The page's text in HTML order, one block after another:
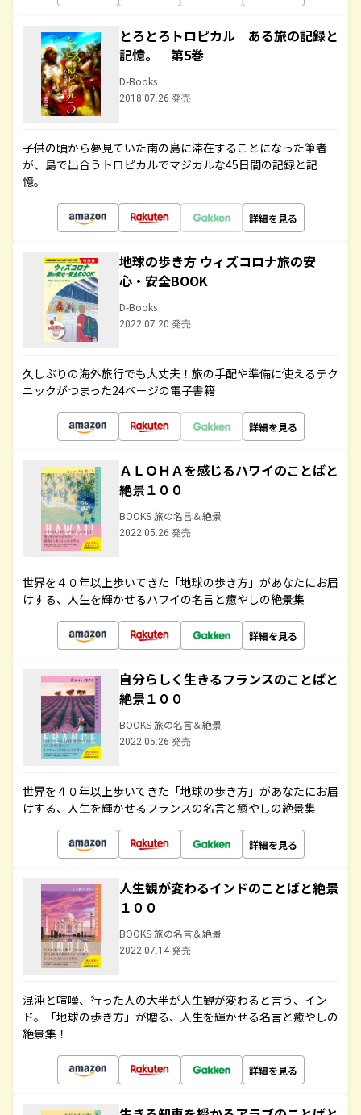
とろとろトロピカル ある旅の記録と
記憶。 第5巻
D-Books
2018.07.26 発売
子供の頃から夢見ていた南の島に滞在することになった筆者
が、島で出合うトロピカルでマジカルな45日間の記録と記
憶。
詳細を見る
地球の歩き方 ウィズコロナ旅の安
心・安全BOOK
D-Books
2022.07.20 発売
久しぶりの海外旅行でも大丈夫！旅の手配や準備に使えるテク
ニックがつまった24ページの電子書籍
詳細を見る
ＡＬＯＨＡを感じるハワイのことばと
絶景１００
BOOKS 旅の名言＆絶景
2022.05.26 発売
世界を４０年以上歩いてきた「地球の歩き方」があなたにお届
けする、人生を輝かせるハワイの名言と癒やしの絶景集
詳細を見る
自分らしく生きるフランスのことばと
絶景１００
BOOKS 旅の名言＆絶景
2022.05.26 発売
世界を４０年以上歩いてきた「地球の歩き方」があなたにお届
けする、人生を輝かせるフランスの名言と癒やしの絶景集
詳細を見る
人生観が変わるインドのことばと絶景
１００
BOOKS 旅の名言＆絶景
2022.07.14 発売
混沌と喧噪、行った人の大半が人生観が変わると言う、イン
ド。「地球の歩き方」が贈る、人生を輝かせる名言と癒やしの
絶景集！
詳細を見る